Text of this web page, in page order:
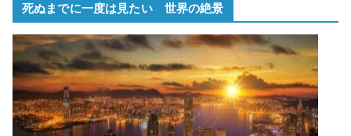
死ぬまでに一度は見たい 世界の絶景